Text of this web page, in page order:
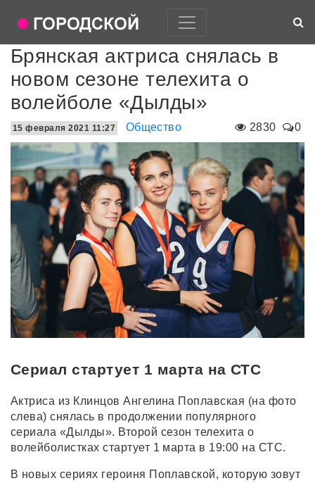
Брянская актриса снялась в
новом сезоне телехита о
волейболе «Дылды»
2830 0
15 февраля 2021 11:27 Общество
Сериал стартует 1 марта на СТС
Актриса из Клинцов Ангелина Поплавская (на фото
слева) снялась в продолжении популярного
сериала «Дылды». Второй сезон телехита о
волейболистках стартует 1 марта в 19:00 на СТС.
В новых сериях героиня Поплавской, которую зовут